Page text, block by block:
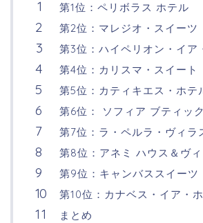
第1位：ペリボラス ホテル
第2位：マレジオ・スイーツ
第3位：ハイペリオン・イア
第4位：カリスマ・スイート
第5位：カティキエス・ホテ
第6位： ソフィア ブティッ
第7位：ラ・ペルラ・ヴィラ
第8位：アネミ ハウス＆ヴ
第9位：キャンバススイーツ
第10位：カナベス・イア・
まとめ